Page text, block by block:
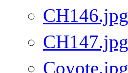
CH146.jpg
CH147.jpg
Coyote.jpg